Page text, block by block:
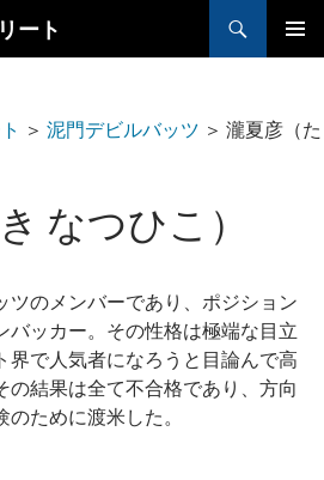
ート
イ
ュ
ー
＞ 泥門デビルバッツ ＞ 瀧夏彦（た
なつひこ）
ツのメンバーであり、ポジション
バッカー。その性格は極端な目立
界で人気者になろうと目論んで高
の結果は全て不合格であり、方向
ために渡米した。